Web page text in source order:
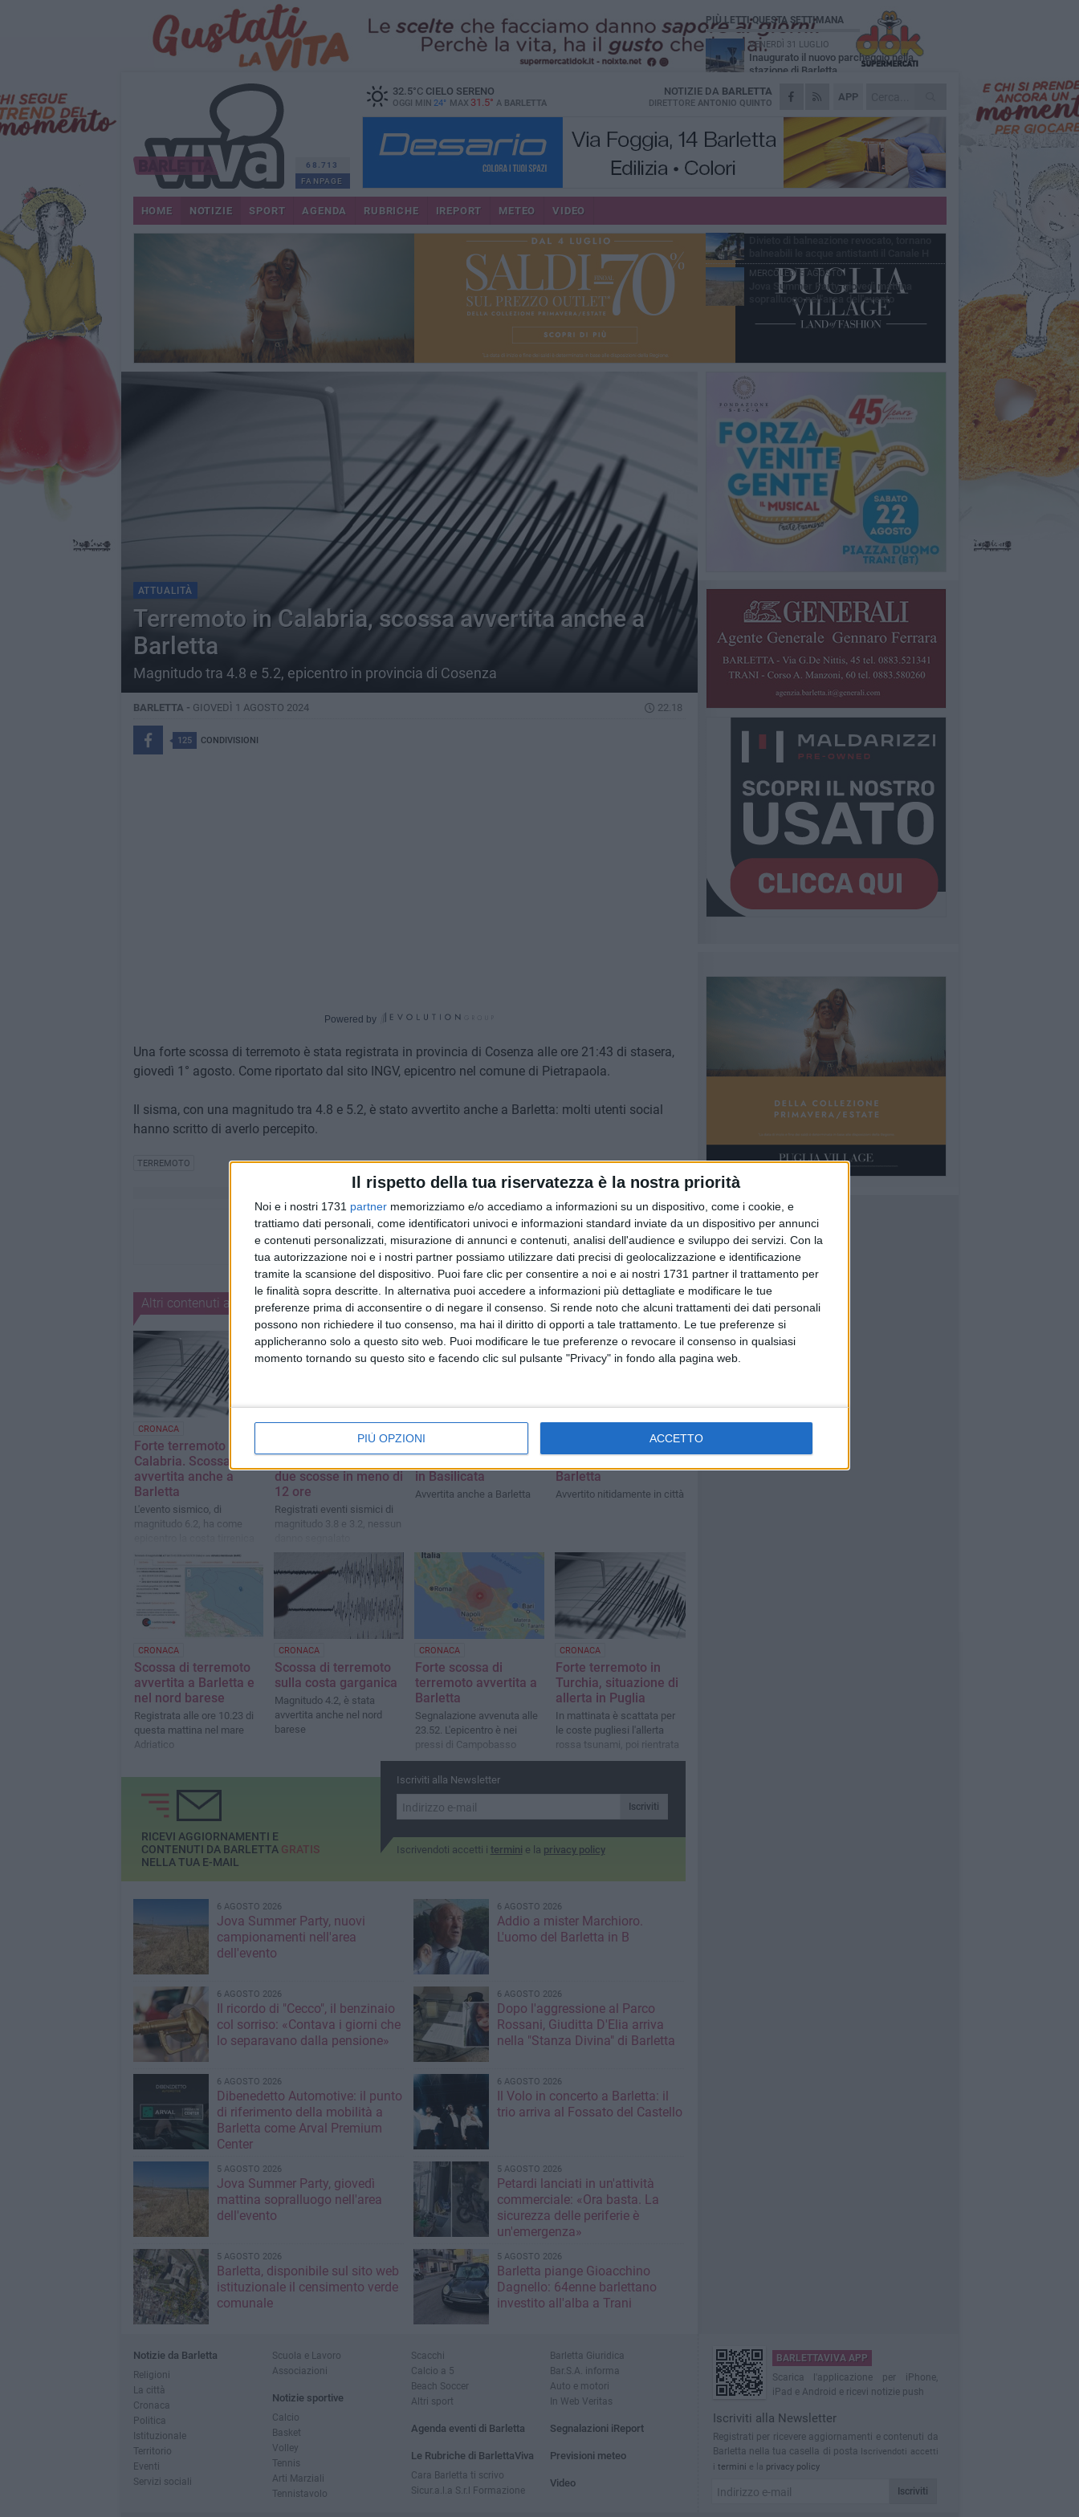
Il rispetto della tua riservatezza è la nostra priorità
Noi e i nostri 1731 partner memorizziamo e/o accediamo a informazioni su un dispositivo, come i cookie, e
trattiamo dati personali, come identificatori univoci e informazioni standard inviate da un dispositivo per annunci
e contenuti personalizzati, misurazione di annunci e contenuti, analisi dell'audience e sviluppo dei servizi. Con la
tua autorizzazione noi e i nostri partner possiamo utilizzare dati precisi di geolocalizzazione e identificazione
tramite la scansione del dispositivo. Puoi fare clic per consentire a noi e ai nostri 1731 partner il trattamento per
le finalità sopra descritte. In alternativa puoi accedere a informazioni più dettagliate e modificare le tue
preferenze prima di acconsentire o di negare il consenso. Si rende noto che alcuni trattamenti dei dati personali
possono non richiedere il tuo consenso, ma hai il diritto di opporti a tale trattamento. Le tue preferenze si
applicheranno solo a questo sito web. Puoi modificare le tue preferenze o revocare il consenso in qualsiasi
momento tornando su questo sito e facendo clic sul pulsante "Privacy" in fondo alla pagina web.
PIÙ OPZIONI ACCETTO
68.713
FANPAGE
32.5°CCIELO SERENO
OGGI MIN 24° MAX 31.5° A BARLETTA
APP
NOTIZIE DA BARLETTA
DIRETTORE ANTONIO QUINTO
HOME NOTIZIE SPORT AGENDA RUBRICHE IREPORT METEO VIDEO
ATTUALITÀ
Terremoto in Calabria, scossa avvertita anche a
Barletta
Magnitudo tra 4.8 e 5.2, epicentro in provincia di Cosenza
BARLETTA - GIOVEDÌ 1 AGOSTO 2024 22.18
125 CONDIVISIONI
Powered by
Una forte scossa di terremoto è stata registrata in provincia di Cosenza alle ore 21:43 di stasera,
giovedì 1° agosto. Come riportato dal sito INGV, epicentro nel comune di Pietrapaola.
Il sisma, con una magnitudo tra 4.8 e 5.2, è stato avvertito anche a Barletta: molti utenti social
hanno scritto di averlo percepito.
TERREMOTO
Altri contenuti a tema
CRONACA
Forte terremoto in
Calabria. Scossa
avvertita anche a
Barletta
L'evento sismico, di
magnitudo 6.2, ha come
calabra
Terremoto al largo
due scosse in meno di
12 ore
Registrati eventi sismici di
magnitudo 3.8 e 3.2, nessun
Altra scossa di
in Basilicata
Avvertita anche a Barletta
Terremoto questa
Barletta
Avvertito nitidamente in città
CRONACA
Scossa di terremoto
avvertita a Barletta e
nel nord barese
Registrata alle ore 10.23 di
questa mattina nel mare
Adriatico
CRONACA
Scossa di terremoto
sulla costa garganica
Magnitudo 4.2, è stata
avvertita anche nel nord
barese
CRONACA
Forte scossa di
terremoto avvertita a
Barletta
Segnalazione avvenuta alle
23.52. L'epicentro è nei
pressi di Campobasso
CRONACA
Forte terremoto in
Turchia, situazione di
allerta in Puglia
In mattinata è scattata per
le coste pugliesi l'allerta
rossa tsunami, poi rientrata
Iscriviti alla Newsletter
Iscriviti
Iscrivendoti accetti i termini e la privacy policy
RICEVI AGGIORNAMENTI E
CONTENUTI DA BARLETTA GRATIS
NELLA TUA E-MAIL
6 AGOSTO 2026
Jova Summer Party, nuovi
campionamenti nell'area
dell'evento
6 AGOSTO 2026
Addio a mister Marchioro.
L'uomo del Barletta in B
6 AGOSTO 2026
Il ricordo di "Cecco", il benzinaio
col sorriso: «Contava i giorni che
lo separavano dalla pensione»
6 AGOSTO 2026
Dopo l'aggressione al Parco
Rossani, Giuditta D'Elia arriva
nella "Stanza Divina" di Barletta
6 AGOSTO 2026
Dibenedetto Automotive: il punto
di riferimento della mobilità a
Barletta come Arval Premium
Center
6 AGOSTO 2026
Il Volo in concerto a Barletta: il
trio arriva al Fossato del Castello
5 AGOSTO 2026
Jova Summer Party, giovedì
mattina sopralluogo nell'area
dell'evento
5 AGOSTO 2026
Petardi lanciati in un'attività
commerciale: «Ora basta. La
sicurezza delle periferie è
un'emergenza»
5 AGOSTO 2026
Barletta, disponibile sul sito web
istituzionale il censimento verde
comunale
5 AGOSTO 2026
Barletta piange Gioacchino
Dagnello: 64enne barlettano
investito all'alba a Trani
PIÙ LETTI QUESTA SETTIMANA
VENERDÌ 31 LUGLIO
Inaugurato il nuovo parcheggio nella
stazione di Barletta
MERCOLEDÌ 5 AGOSTO
Barletta piange Gioacchino Dagnello:
64enne barlettano investito all'alba a Trani
GIOVEDÌ 30 LUGLIO
Rapina all'Ipercoop di Barletta: nel mirino la
gioielleria, banditi in fuga
DOMENICA 2 AGOSTO
Beni confiscati alla mafia. Nasce il servizio
VENERDÌ 31 LUGLIO
MERCOLEDÌ 5 AGOSTO
Jova Summer Party, giovedì mattina
sopralluogo nell'area dell'evento
Notizie da Barletta
Religioni
La città
Cronaca
Politica
Istituzionale
Territorio
Eventi
Servizi sociali
Scuola e Lavoro
Associazioni
Notizie sportive
Calcio
Basket
Volley
Tennis
Arti Marziali
Tennistavolo
Scacchi
Calcio a 5
Beach Soccer
Altri sport
Agenda eventi di Barletta
Le Rubriche di BarlettaViva
Cara Barletta ti scrivo
Sicur.a.l.a S.r.l Formazione
Barletta Giuridica
Bar.S.A. informa
Auto e motori
In Web Veritas
Segnalazioni iReport
Previsioni meteo
Video
BARLETTAVIVA APP
Scarica l'applicazione per iPhone,
iPad e Android e ricevi notizie push
Iscriviti alla Newsletter
Registrati per ricevere aggiornamenti e contenuti da
Barletta nella tua casella di posta Iscrivendoti accetti
i termini e la privacy policy
Iscriviti